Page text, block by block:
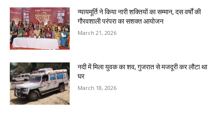
न्यायमूर्ति ने किया नारी शक्तियों का सम्मान, दस वर्षों की
गौरवशाली परंपरा का सशक्त आयोजन
March 21, 2026
नदी में मिला युवक का शव, गुजरात से मजदूरी कर लौटा था
घर
March 18, 2026